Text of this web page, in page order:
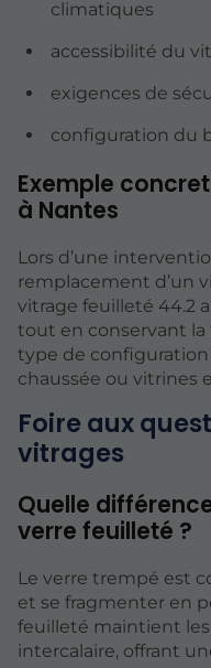
climatiques
accessibilité du
exigences de
configuration du
Exemple
à Nantes
Lors d’une
remplacement d’un
vitrage feuilleté 44.2
tout en conservant la
type de
chaussée ou vitrines
Foire aux
vitrages
Quelle
verre feuilleté ?
Le verre trempé est
et se fragmenter en
feuilleté maintient
intercalaire, offrant